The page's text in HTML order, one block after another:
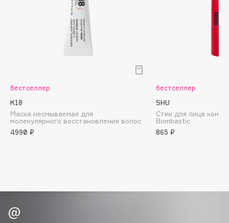
BORK
Brunello Cucinelli
бестселлер
K18
Маска несмываемая для
молекулярного восстановления волос
4990 ₽
бестселлер
SHU
Стик для лица
Bombastic
865 ₽